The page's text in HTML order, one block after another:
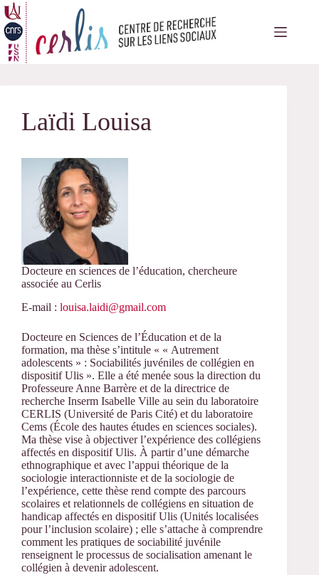
Passer
au
contenu
Laïdi Louisa
Docteure en sciences de l’éducation, chercheure
associée au Cerlis
E-mail : louisa.laidi@gmail.com
Docteure en Sciences de l’Éducation et de la
formation, ma thèse s’intitule « « Autrement
adolescents » : Sociabilités juvéniles de collégien en
dispositif Ulis ». Elle a été menée sous la direction du
Professeure Anne Barrère et de la directrice de
recherche Inserm Isabelle Ville au sein du laboratoire
CERLIS (Université de Paris Cité) et du laboratoire
Cems (École des hautes études en sciences sociales).
Ma thèse vise à objectiver l’expérience des collégiens
affectés en dispositif Ulis. À partir d’une démarche
ethnographique et avec l’appui théorique de la
sociologie interactionniste et de la sociologie de
l’expérience, cette thèse rend compte des parcours
scolaires et relationnels de collégiens en situation de
handicap affectés en dispositif Ulis (Unités localisées
pour l’inclusion scolaire) ; elle s’attache à comprendre
comment les pratiques de sociabilité juvénile
renseignent le processus de socialisation amenant le
collégien à devenir adolescent.